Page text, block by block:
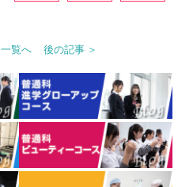
一覧へ 後の記事 ＞